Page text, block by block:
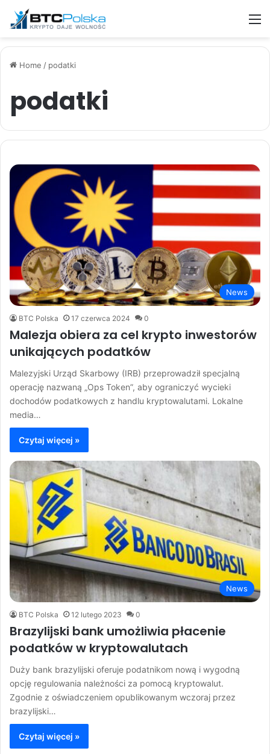
Home / podatki
podatki
News
BTC Polska 17 czerwca 2024 0
Malezja obiera za cel krypto inwestorów
unikających podatków
Malezyjski Urząd Skarbowy (IRB) przeprowadził specjalną
operację nazwaną „Ops Token”, aby ograniczyć wycieki
dochodów podatkowych z handlu kryptowalutami. Lokalne
media…
Czytaj więcej »
News
BTC Polska 12 lutego 2023 0
Brazylijski bank umożliwia płacenie
podatków w kryptowalutach
Duży bank brazylijski oferuje podatnikom nową i wygodną
opcję regulowania należności za pomocą kryptowalut.
Zgodnie z oświadczeniem opublikowanym wczoraj przez
brazylijski…
Czytaj więcej »